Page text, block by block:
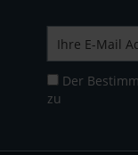
Der
zu